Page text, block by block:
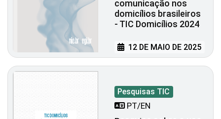
comunicação nos
domicílios brasileiros
- TIC Domicílios 2024
12 DE MAIO DE 2025
Pesquisas TIC
PT/EN